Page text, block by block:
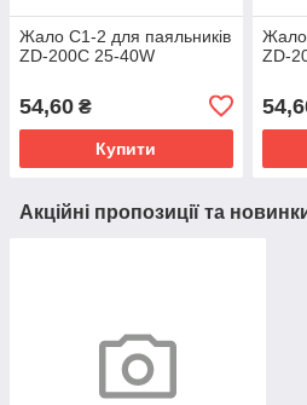
Жало C1-2 для паяльників
ZD-200C 25-40W
54,60 ₴
Купити
Жало
ZD-
Акційні пропозиції та